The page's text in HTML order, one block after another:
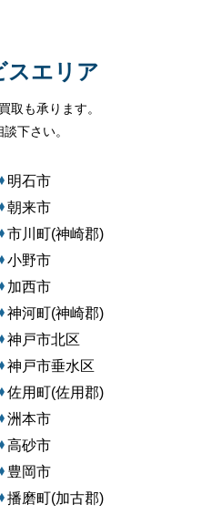
スエリア
取も承ります。
下さい。
明石市
朝来市
市川町(神崎郡)
小野市
加西市
神河町(神崎郡)
神戸市北区
神戸市垂水区
佐用町(佐用郡)
洲本市
高砂市
豊岡市
播磨町(加古郡)